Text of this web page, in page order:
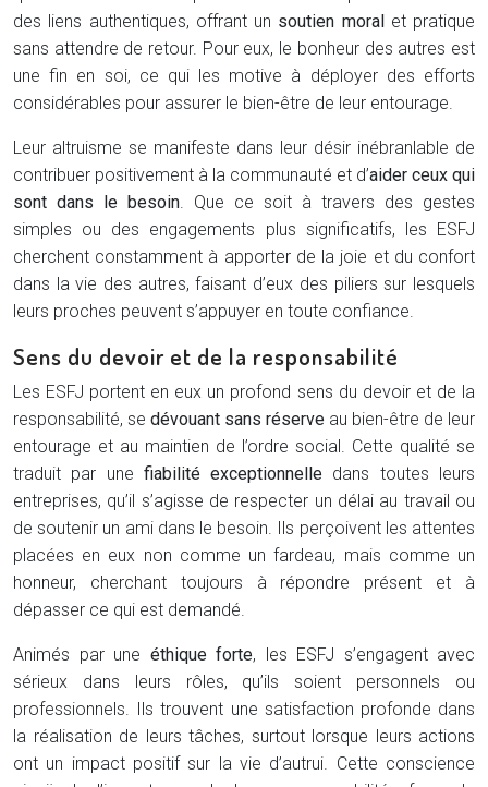
des liens authentiques, offrant un soutien moralet pratique
sans attendre de retour. Pour eux, le bonheur des autres est
une fin en soi, ce qui les motive à déployer des efforts
considérables pour assurer le bien-être de leur entourage.
Leur altruisme se manifeste dans leur désir inébranlable de
contribuer positivement à la communauté et d’aider ceux qui
sont dans le besoin. Que ce soit à travers des gestes
simples ou des engagements plus significatifs, les ESFJ
cherchent constamment à apporter de la joie et du confort
dans la vie des autres, faisant d’eux des piliers sur lesquels
leurs proches peuvent s’appuyer en toute confiance.
Sens du devoir et de la responsabilité
Les ESFJ portent en eux un profond sens du devoir et de la
responsabilité, se dévouant sans réserve au bien-être de leur
entourage et au maintien de l’ordre social. Cette qualité se
traduit par une fiabilité exceptionnelle dans toutes leurs
entreprises, qu’il s’agisse de respecter un délai au travail ou
de soutenir un ami dans le besoin. Ils perçoivent les attentes
placées en eux non comme un fardeau, mais comme un
honneur, cherchant toujours à répondre présent et à
dépasser ce qui est demandé.
Animés par une éthique forte, les ESFJ s’engagent avec
sérieux dans leurs rôles, qu’ils soient personnels ou
professionnels. Ils trouvent une satisfaction profonde dans
la réalisation de leurs tâches, surtout lorsque leurs actions
ont un impact positif sur la vie d’autrui. Cette conscience